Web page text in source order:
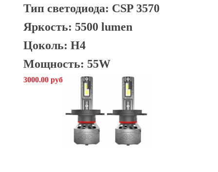
Тип светодиода: CSP 3570
Яркость: 5500 lumen
Цоколь: H4
Мощность: 55W
3000.00 руб